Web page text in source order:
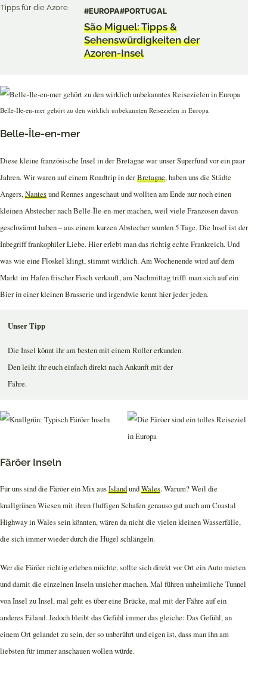
#EUROPA#PORTUGAL
São Miguel: Tipps &
Sehenswürdigkeiten der
Azoren-Insel
Belle-Île-en-mer gehört zu den wirklich unbekannten Reisezielen in Europa
Belle-Île-en-mer
Diese kleine französische Insel in der Bretagne war unser Superfund vor ein paar
Jahren. Wir waren auf einem Roadtrip in derBretagne, haben uns die Städte
Angers, Nantesund Rennes angeschaut und wollten am Ende nur noch einen
kleinen Abstecher nach Belle-Île-en-mer machen, weil viele Franzosen davon
geschwärmt haben – aus einem kurzen Abstecher wurden 5 Tage. Die Insel ist der
Inbegriff frankophiler Liebe. Hier erlebt man das richtig echte Frankreich. Und
was wie eine Floskel klingt, stimmt wirklich. Am Wochenende wird auf dem
Markt im Hafen frischer Fisch verkauft, am Nachmittag trifft man sich auf ein
Bier in einer kleinen Brasserie und irgendwie kennt hier jeder jeden.
Unser Tipp
Die Insel könnt ihr am besten mit einem Roller erkunden.
Den leiht ihr euch einfach direkt nach Ankunft mit der
Fähre.
Färöer Inseln
Für uns sind die Färöer ein Mix ausIslandundWales. Warum? Weil die
knallgrünen Wiesen mit ihren fluffigen Schafen genauso gut auch am Coastal
Highway in Wales sein könnten, wären da nicht die vielen kleinen Wasserfälle,
die sich immer wieder durch die Hügel schlängeln.
Wer die Färöer richtig erleben möchte, sollte sich direkt vor Ort ein Auto mieten
und damit die einzelnen Inseln unsicher machen. Mal führen unheimliche Tunnel
von Insel zu Insel, mal geht es über eine Brücke, mal mit der Fähre auf ein
anderes Eiland. Jedoch bleibt das Gefühl immer das gleiche: Das Gefühl, an
einem Ort gelandet zu sein, der so unberührt und eigen ist, dass man ihn am
liebsten für immer anschauen wollen würde.